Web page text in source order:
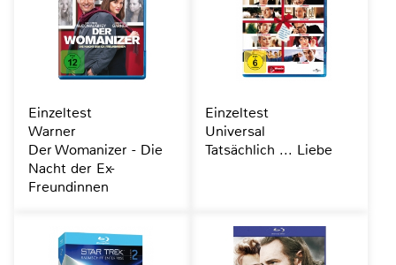
Einzeltest
Warner
Der Womanizer - Die
Nacht der Ex-
Freundinnen
Einzeltest
Universal
Tatsächlich ... Liebe